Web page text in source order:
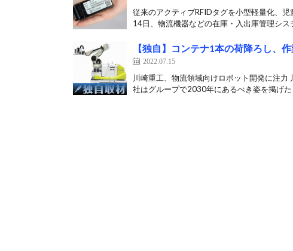
従来のアクティブRFIDタグを小型軽量化、
14日、物流機器などの在庫・入出庫管理シス
【独自】コンテナ1本の荷降ろし、
2022.07.15
川崎重工、物流領域向けロボット開発に注
社はグループで2030年にあるべき姿を掲げ